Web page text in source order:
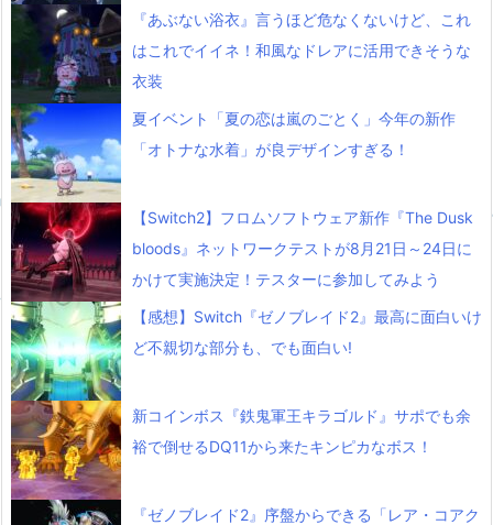
『あぶない浴衣』言うほど危なくないけど、これ
はこれでイイネ！和風なドレアに活用できそうな
衣装
夏イベント「夏の恋は嵐のごとく」今年の新作
「オトナな水着」が良デザインすぎる！
【Switch2】フロムソフトウェア新作『The Dusk
bloods』ネットワークテストが8月21日～24日に
かけて実施決定！テスターに参加してみよう
【感想】Switch『ゼノブレイド2』最高に面白いけ
ど不親切な部分も、でも面白い!
新コインボス『鉄鬼軍王キラゴルド』サポでも余
裕で倒せるDQ11から来たキンピカなボス！
『ゼノブレイド2』序盤からできる「レア・コアク